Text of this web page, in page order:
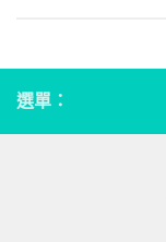
選單：